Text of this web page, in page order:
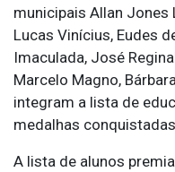
municipais Allan Jones
Lucas Vinícius, Eudes
Imaculada, José
Marcelo Magno,
integram a lista de
medalhas
A lista de alunos